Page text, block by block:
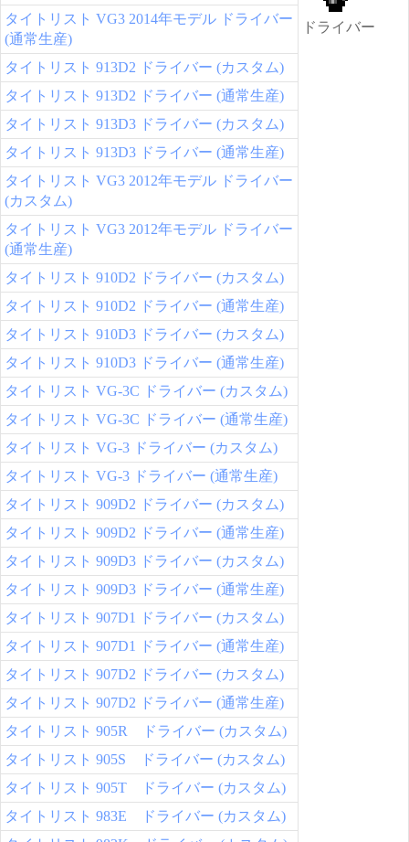
ドライバー
タイトリスト VG3 2014年モデル ドライバー
(通常生産)
タイトリスト 913D2 ドライバー (カスタム)
タイトリスト 913D2 ドライバー (通常生産)
タイトリスト 913D3 ドライバー (カスタム)
タイトリスト 913D3 ドライバー (通常生産)
タイトリスト VG3 2012年モデル ドライバー
(カスタム)
タイトリスト VG3 2012年モデル ドライバー
(通常生産)
タイトリスト 910D2 ドライバー (カスタム)
タイトリスト 910D2 ドライバー (通常生産)
タイトリスト 910D3 ドライバー (カスタム)
タイトリスト 910D3 ドライバー (通常生産)
タイトリスト VG-3C ドライバー (カスタム)
タイトリスト VG-3C ドライバー (通常生産)
タイトリスト VG-3 ドライバー (カスタム)
タイトリスト VG-3 ドライバー (通常生産)
タイトリスト 909D2 ドライバー (カスタム)
タイトリスト 909D2 ドライバー (通常生産)
タイトリスト 909D3 ドライバー (カスタム)
タイトリスト 909D3 ドライバー (通常生産)
タイトリスト 907D1 ドライバー (カスタム)
タイトリスト 907D1 ドライバー (通常生産)
タイトリスト 907D2 ドライバー (カスタム)
タイトリスト 907D2 ドライバー (通常生産)
タイトリスト 905R ドライバー (カスタム)
タイトリスト 905S ドライバー (カスタム)
タイトリスト 905T ドライバー (カスタム)
タイトリスト 983E ドライバー (カスタム)